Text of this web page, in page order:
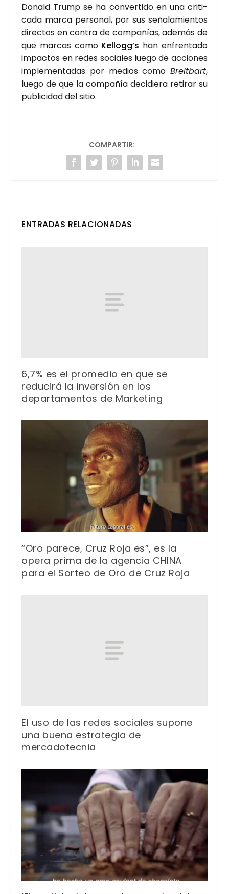
Donald Trump se ha con­ver­ti­do en una cri­ti­
ca­da mar­ca per­so­nal, por sus seña­la­mien­tos
direc­tos en con­tra de com­pa­ñías, ade­más de
que mar­cas como Kellogg’s han enfren­ta­do
impac­tos en redes socia­les lue­go de accio­nes
imple­men­ta­das por medios como Breit­bart,
lue­go de que la com­pa­ñía deci­die­ra reti­rar su
publi­ci­dad del sitio.
COMPARTIR:
ENTRADAS RELACIONADAS
6,7% es el promedio en que se
reducirá la inversión en los
departamentos de Marketing
“Oro parece, Cruz Roja es”, es la
opera prima de la agencia CHINA
para el Sorteo de Oro de Cruz Roja
El uso de las redes sociales supone
una buena estrategia de
mercadotecnia